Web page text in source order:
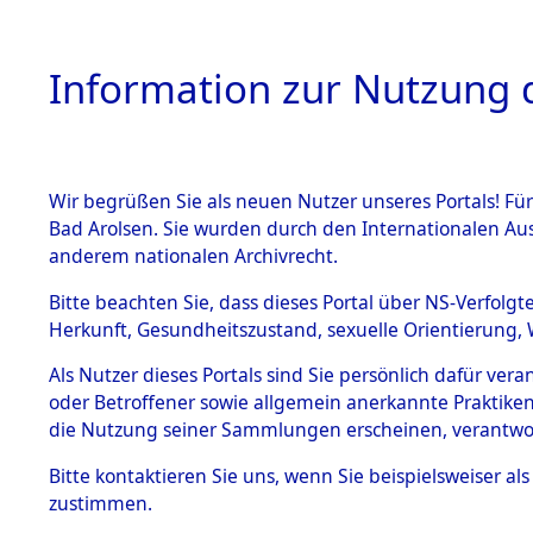
HOME
BESTÄNDE
Inhaftierungsdoku
mente
5. Verschiedenes
Todesmärsche
5.3.1 Alliierte
Information zur Nutzung
Wir begrüßen Sie als neuen Nutzer unseres Portals!
Bad Arolsen. Sie wurden durch den Internationalen
anderem nationalen Archivrecht.
Bitte beachten Sie, dass dieses Portal über NS-
Herkunft, Gesundheitszustand, sexuelle
Als Nutzer dieses Portals sind Sie persönlich dafür
oder Betroffener sowie allgemein anerkannte
die Nutzung seiner Sammlungen erscheinen,
Bitte kontaktieren Sie uns, wenn Sie beispielsweiser
zustimmen.